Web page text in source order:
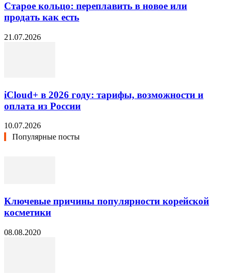
Старое кольцо: переплавить в новое или
продать как есть
21.07.2026
iCloud+ в 2026 году: тарифы, возможности и
оплата из России
10.07.2026
Популярные посты
Ключевые причины популярности корейской
косметики
08.08.2020